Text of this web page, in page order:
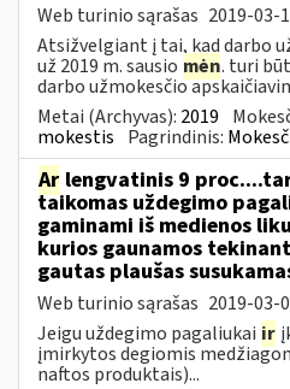
Web turinio sąrašas 2019-03-
Atsižvelgiant į tai, kad darbo
už 2019 m. sausio mėn. turi
darbo užmokesčio
Metai (Archyvas): 2019
mokestis Pagrindinis:
Ar lengvatinis 9
taikomas uždegimo
gaminami iš medienos
kurios gaunamos
gautas plaušas
Web turinio sąrašas 2019-03-
Jeigu uždegimo pagaliukai ir
įmirkytos degiomis
naftos produktais)...